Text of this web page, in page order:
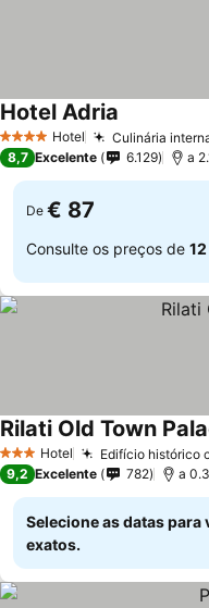
4 EstrelasHotel Culinária
Hotel Adria
8,7 Excelente 6.129 a
De € 87
Consulte os preços de
3 EstrelasHotel Edifício histórico
Rilati Old Town
9,2 Excelente 782 a
Selecione as datas para
exatos.